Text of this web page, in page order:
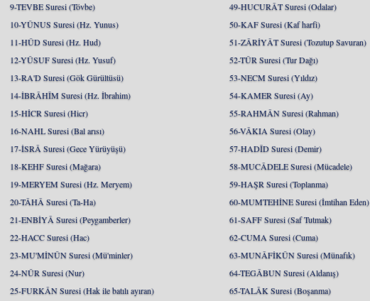
9-TEVBE Suresi (Tövbe)
10-YÛNUS Suresi (Hz. Yunus)
11-HÛD Suresi (Hz. Hud)
12-YÛSUF Suresi (Hz. Yusuf)
13-RA'D Suresi (Gök Gürültüsü)
14-İBRÂHÎM Suresi (Hz. İbrahim)
15-HİCR Suresi (Hicr)
16-NAHL Suresi (Bal arısı)
17-İSRÂ Suresi (Gece Yürüyüşü)
18-KEHF Suresi (Mağara)
19-MERYEM Suresi (Hz. Meryem)
20-TÂHÂ Suresi (Ta-Ha)
21-ENBİYÂ Suresi (Peygamberler)
22-HACC Suresi (Hac)
23-MU'MİNÛN Suresi (Mü'minler)
24-NÛR Suresi (Nur)
25-FURKÂN Suresi (Hak ile batılı ayıran)
49-HUCURÂT Suresi (Odalar)
50-KAF Suresi (Kaf harfi)
51-ZÂRİYÂT Suresi (Tozutup Savuran)
52-TÛR Suresi (Tur Dağı)
53-NECM Suresi (Yıldız)
54-KAMER Suresi (Ay)
55-RAHMÂN Suresi (Rahman)
56-VÂKIA Suresi (Olay)
57-HADÎD Suresi (Demir)
58-MUCÂDELE Suresi (Mücadele)
59-HAŞR Suresi (Toplanma)
60-MUMTEHİNE Suresi (İmtihan Eden)
61-SAFF Suresi (Saf Tutmak)
62-CUMA Suresi (Cuma)
63-MUNÂFİKÛN Suresi (Münafık)
64-TEGÂBUN Suresi (Aldanış)
65-TALÂK Suresi (Boşanma)